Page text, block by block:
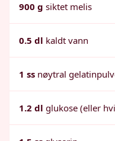
900 g siktet melis
0.5 dl kaldt vann
1 ss nøytral
1.2 dl glukose (eller